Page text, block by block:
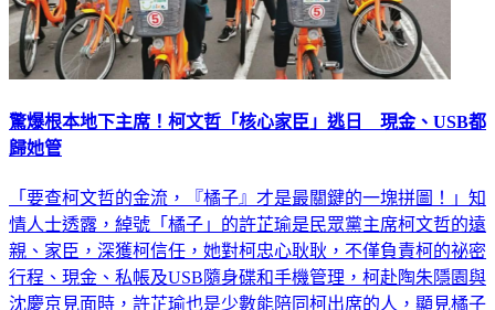
驚爆根本地下主席！柯文哲「核心家臣」逃日 現金、USB都
歸她管
「要查柯文哲的金流，『橘子』才是最關鍵的一塊拼圖！」知
情人士透露，綽號「橘子」的許芷瑜是民眾黨主席柯文哲的遠
親、家臣，深獲柯信任，她對柯忠心耿耿，不僅負責柯的祕密
行程、現金、私帳及USB隨身碟和手機管理，柯赴陶朱隱園與
沈慶京見面時，許芷瑜也是少數能陪同柯出席的人，顯見橘子